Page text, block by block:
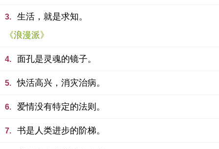
3.
生活，就是求知。
《浪漫派》
4. 面孔是灵魂的镜子。
5. 快活高兴，消灾治病。
6. 爱情没有特定的法则。
7. 书是人类进步的阶梯。